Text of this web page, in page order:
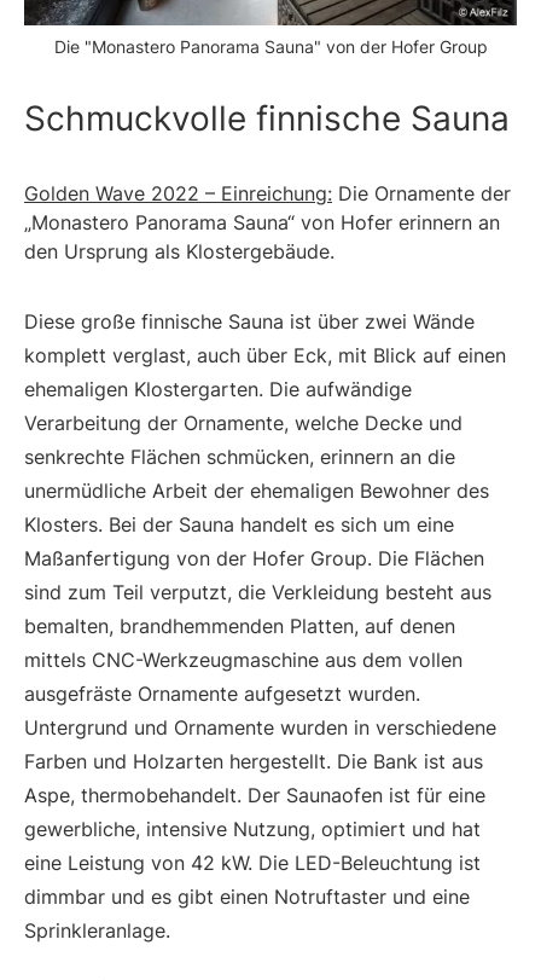
Die "Monastero Panorama Sauna" von der Hofer Group
Schmuckvolle finnische Sauna
Golden Wave 2022 – Einreichung: Die Ornamente der
„Monastero Panorama Sauna“ von Hofer erinnern an
den Ursprung als Klostergebäude.
Diese große finnische Sauna ist über zwei Wände
komplett verglast, auch über Eck, mit Blick auf einen
ehemaligen Klostergarten. Die aufwändige
Verarbeitung der Ornamente, welche Decke und
senkrechte Flächen schmücken, erinnern an die
unermüdliche Arbeit der ehemaligen Bewohner des
Klosters. Bei der Sauna handelt es sich um eine
Maßanfertigung von der Hofer Group. Die Flächen
sind zum Teil verputzt, die Verkleidung besteht aus
bemalten, brandhemmenden Platten, auf denen
mittels CNC-Werkzeugmaschine aus dem vollen
ausgefräste Ornamente aufgesetzt wurden.
Untergrund und Ornamente wurden in verschiedene
Farben und Holzarten hergestellt. Die Bank ist aus
Aspe, thermobehandelt. Der Saunaofen ist für eine
gewerbliche, intensive Nutzung, optimiert und hat
eine Leistung von 42 kW. Die LED-Beleuchtung ist
dimmbar und es gibt einen Notruftaster und eine
Sprinkleranlage.